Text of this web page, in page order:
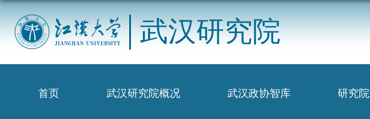
武汉研究院
首页 武汉研究院概况 武汉政协智库 研究